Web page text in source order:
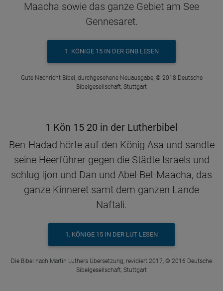
Maacha sowie das ganze Gebiet am See
Gennesaret.
1. KÖNIGE 15 IN DER GNB LESEN
Gute Nachricht Bibel, durchgesehene Neuausgabe, © 2018 Deutsche
Bibelgesellschaft, Stuttgart
1 Kön 15 20 in der Lutherbibel
Ben-Hadad hörte auf den König Asa und sandte
seine Heerführer gegen die Städte Israels und
schlug Ijon und Dan und Abel-Bet-Maacha, das
ganze Kinneret samt dem ganzen Lande
Naftali.
1. KÖNIGE 15 IN DER LUT LESEN
Die Bibel nach Martin Luthers Übersetzung, revidiert 2017, © 2016 Deutsche
Bibelgesellschaft, Stuttgart